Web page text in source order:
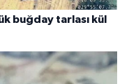
buğday tarlası kül